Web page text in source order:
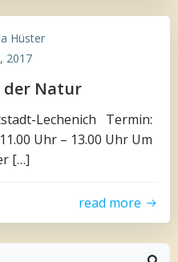
Hüster
2017
der Natur
Lechenich Termin:
Uhr – 13.00 Uhr Um
[…]
read more